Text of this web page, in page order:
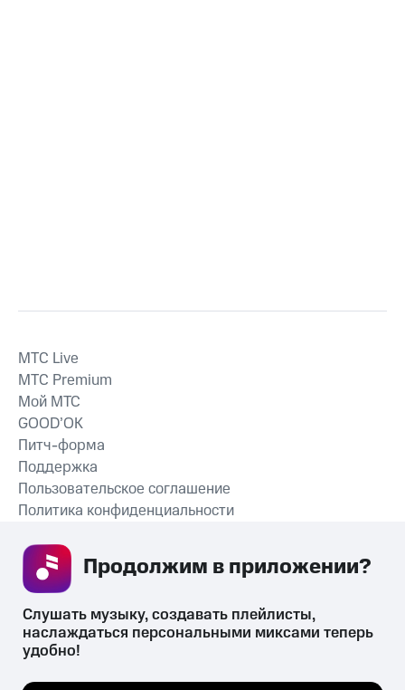
СКАЧАТЬ ПРИЛОЖЕНИЕ
MTС Live
MTС Premium
Мой МТС
GOOD’OK
Питч-форма
Поддержка
Пользовательское соглашение
Политика конфиденциальности
психотропных веществ, их аналогов причиняет вред здоровью,
Слушать музыку, создавать плейлисты,
наслаждаться персональными миксами теперь
удобно!